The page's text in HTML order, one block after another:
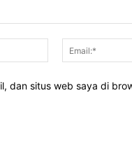
Nama:*
dan situs web saya di